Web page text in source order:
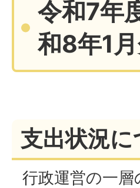
令和7年
和8年1
支出状況に
行政運営の一